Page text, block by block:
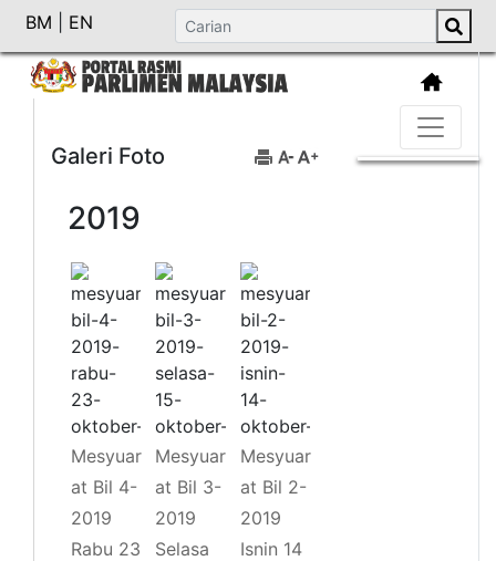
BM EN
Galeri Foto
2019
Mesyuar
at Bil 4-
2019
Rabu 23
Mesyuar
at Bil 3-
2019
Selasa
Mesyuar
at Bil 2-
2019
Isnin 14